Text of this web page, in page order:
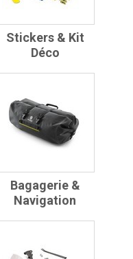
Stickers & Kit
Déco
Bagagerie &
Navigation